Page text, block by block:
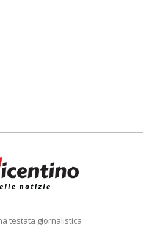
testata giornalistica